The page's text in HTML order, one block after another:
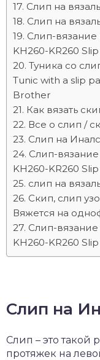
Слип на
Слип на
Слип-
KH260-KR260
Туника со
Tunic with a slip
Brother
Как вязать
Все о слип /
Слип на
Слип-
KH260-KR260
слип на
Скип, слип
Вяжется на
Слип-
KH260-KR260
Слип на
Слип – это такой
протяжек на